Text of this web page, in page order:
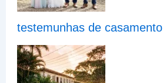
testemunhas de casamento